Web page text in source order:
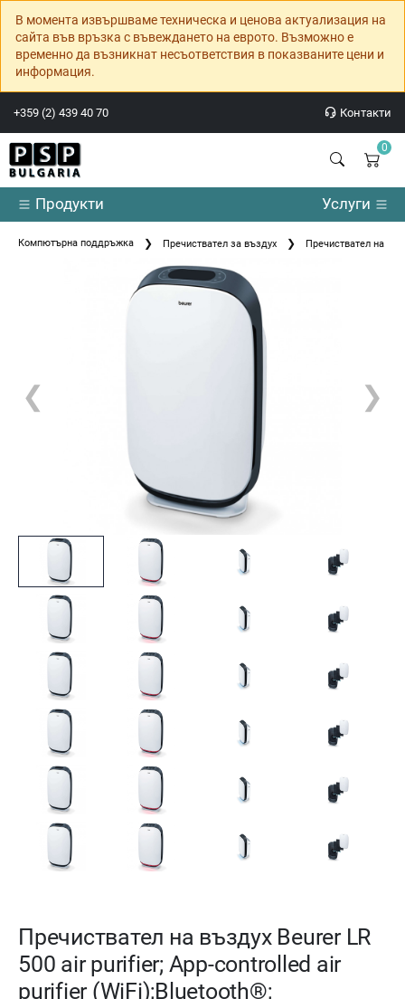
В момента извършваме техническа и ценова актуализация на
сайта във връзка с въвеждането на еврото. Възможно е
временно да възникнат несъответствия в показваните цени и
информация.
+359 (2) 439 40 70 Контакти
0
Продукти Услуги
Компютърна поддръжка Пречиствател за въздух Пречиствател на
❮ ❯
Пречиствател на въздух Beurer LR
500 air purifier; App-controlled air
purifier (WiFi);Bluetooth®;